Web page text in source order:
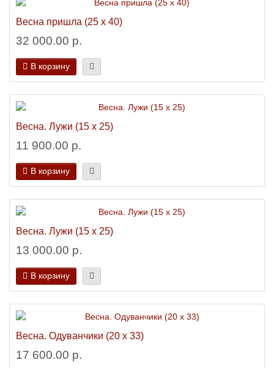
Весна пришла (25 х 40)
32 000.00 р.
В корзину
Весна. Лужи (15 х 25)
11 900.00 р.
В корзину
Весна. Лужи (15 х 25)
13 000.00 р.
В корзину
Весна. Одуванчики (20 х 33)
17 600.00 р.